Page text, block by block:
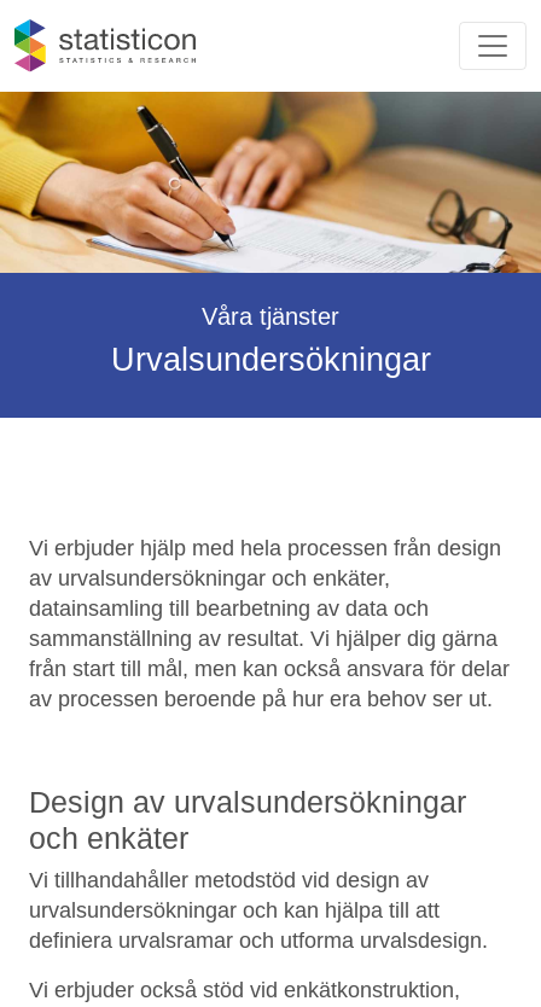
Våra tjänster
Urvalsundersökningar
Vi erbjuder hjälp med hela processen från design
av urvalsundersökningar och enkäter,
datainsamling till bearbetning av data och
sammanställning av resultat. Vi hjälper dig gärna
från start till mål, men kan också ansvara för delar
av processen beroende på hur era behov ser ut.
Design av urvalsundersökningar
och enkäter
Vi tillhandahåller metodstöd vid design av
urvalsundersökningar och kan hjälpa till att
definiera urvalsramar och utforma urvalsdesign.
Vi erbjuder också stöd vid enkätkonstruktion,